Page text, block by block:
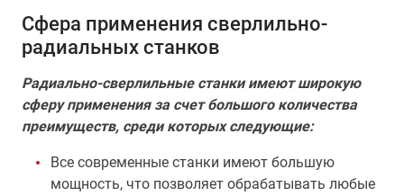
Сфера применения сверлильно-
радиальных станков
Радиально-сверлильные станки имеют широкую
сферу применения за счет большого количества
преимуществ, среди которых следующие:
Все современные станки имеют большую
мощность, что позволяет обрабатывать любые